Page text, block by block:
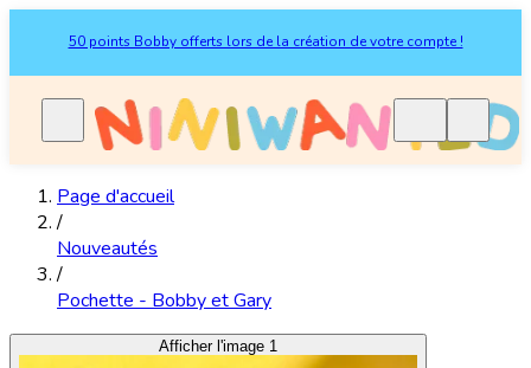
50 points Bobby offerts lors de la création de votre compte !
Page d'accueil
/
Nouveautés
/
Pochette - Bobby et Gary
Afficher l'image 1